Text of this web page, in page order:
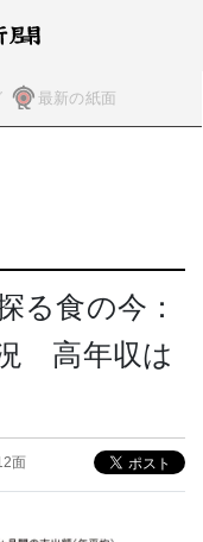
最新の紙面
る食の今：
高年収は
面